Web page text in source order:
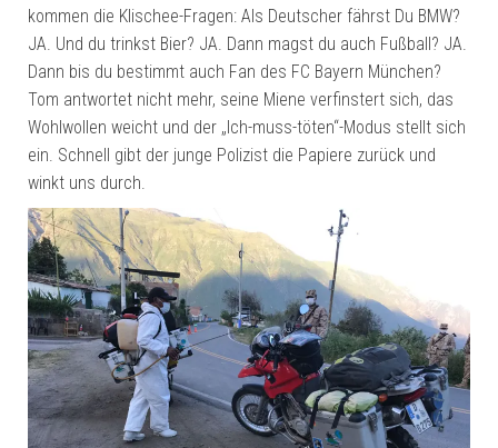
kommen die Klischee-Fragen: Als Deutscher fährst Du BMW?
JA. Und du trinkst Bier? JA. Dann magst du auch Fußball? JA.
Dann bis du bestimmt auch Fan des FC Bayern München?
Tom antwortet nicht mehr, seine Miene verfinstert sich, das
Wohlwollen weicht und der „Ich-muss-töten“-Modus stellt sich
ein. Schnell gibt der junge Polizist die Papiere zurück und
winkt uns durch.